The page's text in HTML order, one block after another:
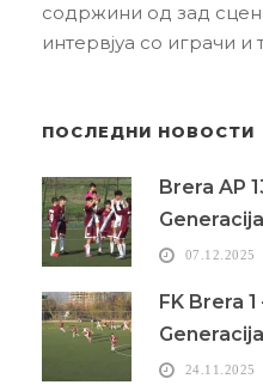
содржини од зад
интервјуа со играчи и
ПОСЛЕДНИ НОВОСТИ
Brera AP
07.12.2025
FK Brera
24.11.2025